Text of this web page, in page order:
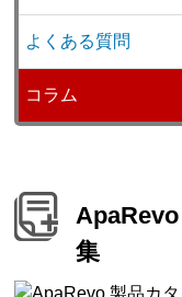
よくある質問
コラム
集